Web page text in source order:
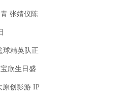
张婧仪陈
精英队正
欣生日盛
原创影游 IP